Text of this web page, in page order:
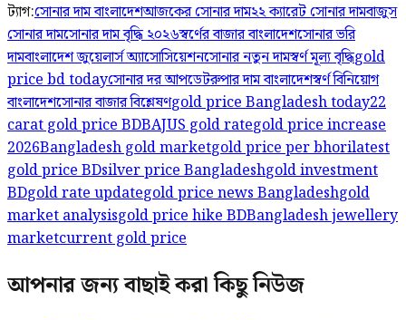
ট্যাগ:সোনার দাম বাংলাদেশআজকের সোনার দাম২২ ক্যারেট সোনার দামবাজুস
সোনার দামসোনার দাম বৃদ্ধি ২০২৬স্বর্ণের বাজার বাংলাদেশসোনার ভরি
দামবাংলাদেশ জুয়েলার্স অ্যাসোসিয়েশনসোনার নতুন দামস্বর্ণ মূল্য বৃদ্ধিgold
price bd todayসোনার দর আপডেটরুপার দাম বাংলাদেশস্বর্ণ বিনিয়োগ
বাংলাদেশসোনার বাজার বিশ্লেষণgold price Bangladesh today22
carat gold price BDBAJUS gold rategold price increase
2026Bangladesh gold marketgold price per bhorilatest
gold price BDsilver price Bangladeshgold investment
BDgold rate updategold price news Bangladeshgold
market analysisgold price hike BDBangladesh jewellery
marketcurrent gold price
আপনার জন্য বাছাই করা কিছু নিউজ